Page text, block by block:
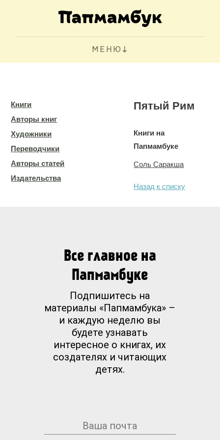
МЕНЮ
Книги
Авторы книг
Художники
Переводчики
Авторы статей
Издательства
Пятый Рим
Книги на
Папмамбуке
Соль Саракша
Назад к списку
Все главное на
Папмамбуке
Подпишитесь на
материалы «Папмамбука» –
и каждую неделю вы
будете узнавать
интересное о книгах, их
создателях и читающих
детях.